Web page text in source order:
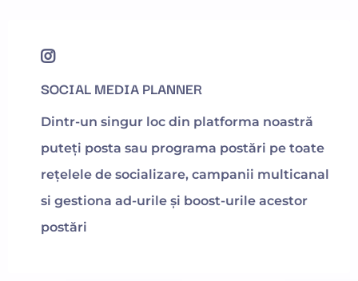
SOCIAL MEDIA PLANNER
Dintr-un singur loc din platforma noastră
puteți posta sau programa postări pe toate
rețelele de socializare, campanii multicanal
si gestiona ad-urile și boost-urile acestor
postări